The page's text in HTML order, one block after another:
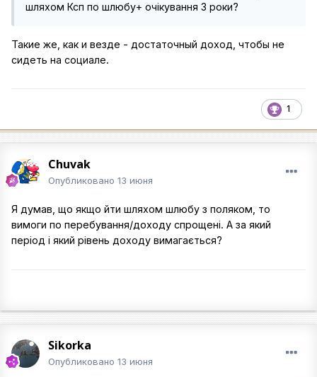
шляхом Ксп по шлюбу+ очікування 3 роки?
Такие же, как и везде - достаточный доход, чтобы не
сидеть на социале.
1
Chuvak
Опубликовано 13 июня
Я думав, що якщо йти шляхом шлюбу з поляком, то
вимоги по перебування/доходу спрощені. А за який
період і який рівень доходу вимагається?
Sikorka
Опубликовано 13 июня